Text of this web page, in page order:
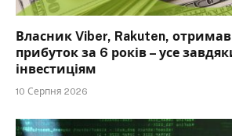
Власник Viber, Rakuten,
прибуток за 6 років – усе
інвестиціям
10 Серпня 2026